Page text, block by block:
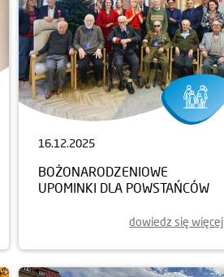
16.12.2025
BOŻONARODZENIOWE
UPOMINKI DLA POWSTAŃCÓW
dowiedz się więcej